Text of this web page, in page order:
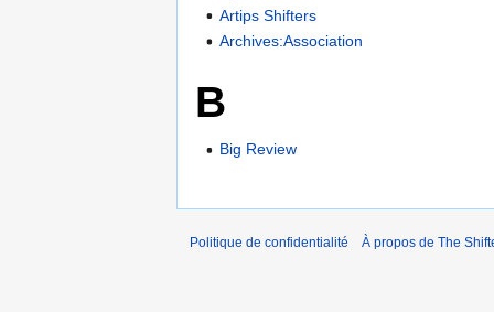
Artips Shifters
Archives:Association
B
Big Review
Politique de confidentialité À propos de The